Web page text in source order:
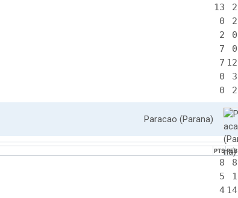
13 2
0 2
2 0
7 0
7 12
0 3
0 2
Paracao (Parana)
PTS REB
8 8
5 1
4 14